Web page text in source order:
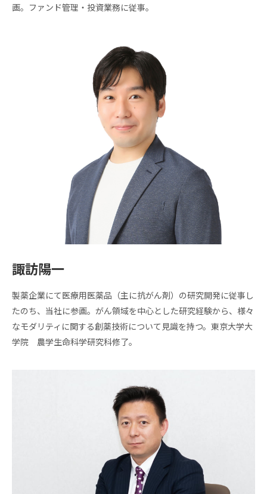
画。ファンド管理・投資業務に従事。
諏訪陽一
製薬企業にて医療用医薬品（主に抗がん剤）の研究開発に従事し
たのち、当社に参画。がん領域を中心とした研究経験から、様々
なモダリティに関する創薬技術について見識を持つ。東京大学大
学院 農学生命科学研究科修了。